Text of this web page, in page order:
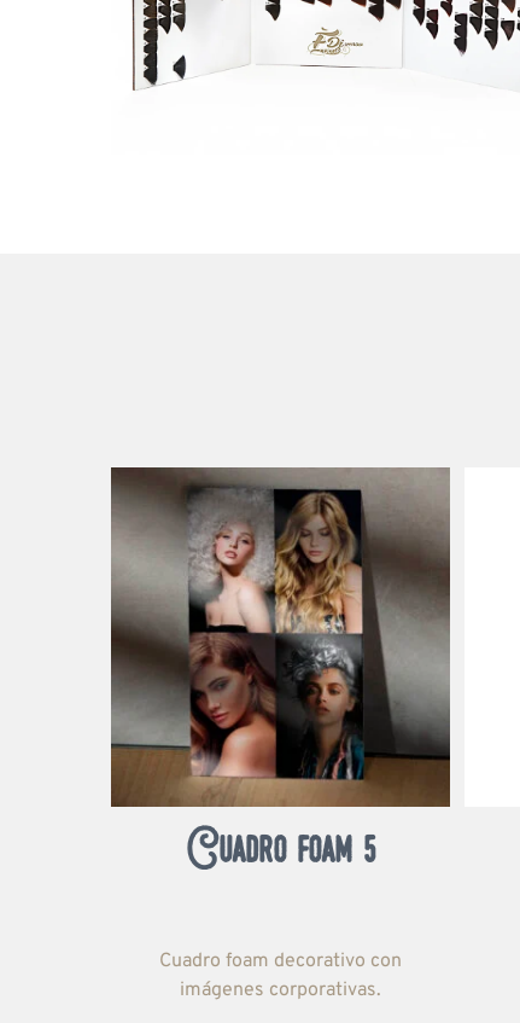
Cuadro foam 5
Cuadro foam decorativo con
imágenes corporativas.